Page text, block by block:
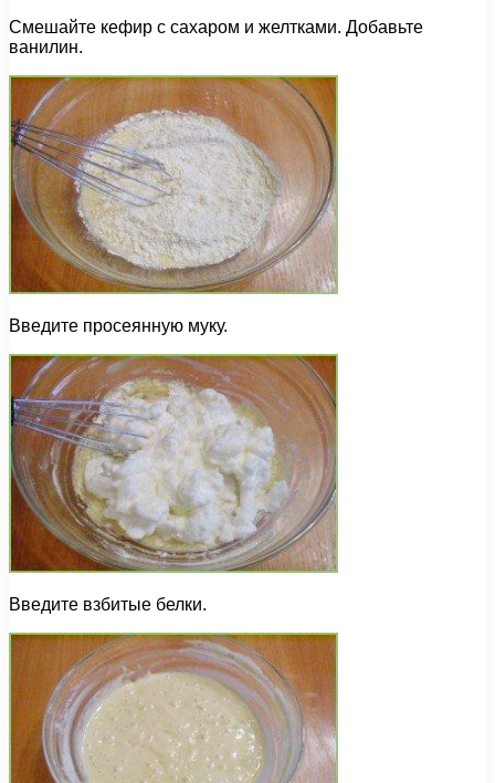
Смешайте кефир с сахаром и желтками. Добавьте
ванилин.
Введите просеянную муку.
Введите взбитые белки.